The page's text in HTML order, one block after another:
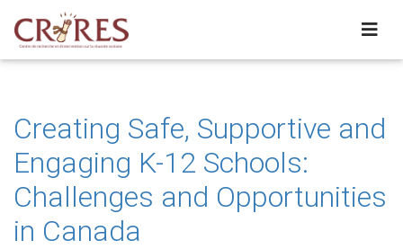
Creating Safe, Supportive and
Engaging K-12 Schools:
Challenges and Opportunities
in Canada